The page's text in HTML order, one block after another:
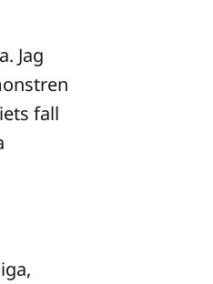
Jag
fall